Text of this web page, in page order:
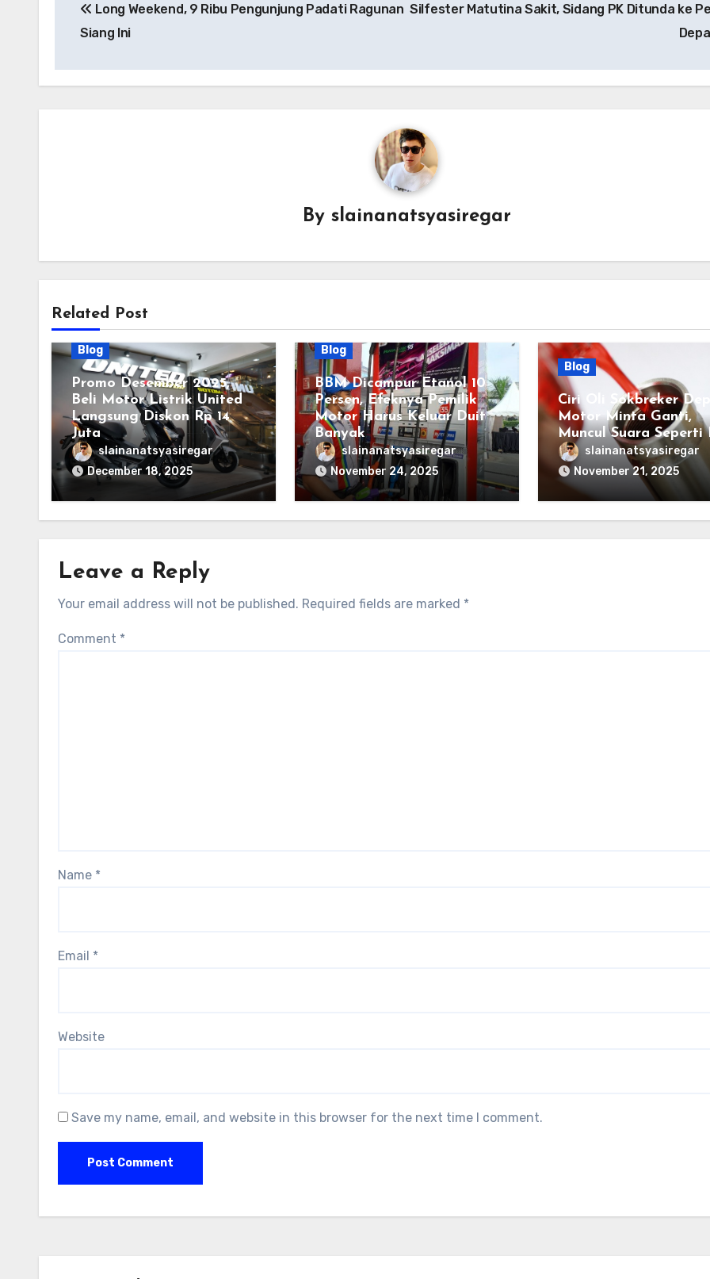
navigation
Long Weekend, 9 Ribu Pengunjung Padati Ragunan
Siang Ini
Silfester Matutina Sakit, Sidang PK Ditunda ke
By slainanatsyasiregar
Related Post
Blog
Promo Desember 2025,
Beli Motor Listrik United
Langsung Diskon Rp 14
Juta
slainanatsyasiregar
December 18, 2025
Blog
BBM Dicampur Etanol 10
Persen, Efeknya Pemilik
Motor Harus Keluar Duit
Banyak
slainanatsyasiregar
November 24, 2025
Blog
Ciri Oli Sokbreker
Motor Minta Ganti,
Muncul Suara Seperti
slainanatsyasiregar
November 21, 2025
Leave a Reply
Your email address will not be published. Required fields are marked *
Comment *
Name *
Email *
Website
Save my name, email, and website in this browser for the next time I comment.